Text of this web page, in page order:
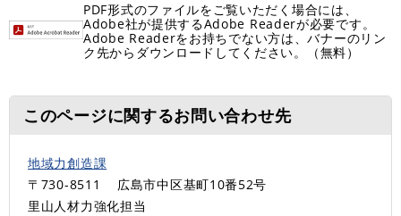
PDF形式のファイルをご覧いただく場合には、
Adobe社が提供するAdobe Readerが必要です。
Adobe Readerをお持ちでない方は、バナーのリン
ク先からダウンロードしてください。（無料）
このページに関するお問い合わせ先
地域力創造課
〒730-8511
広島市中区基町10番52号
里山人材力強化担当